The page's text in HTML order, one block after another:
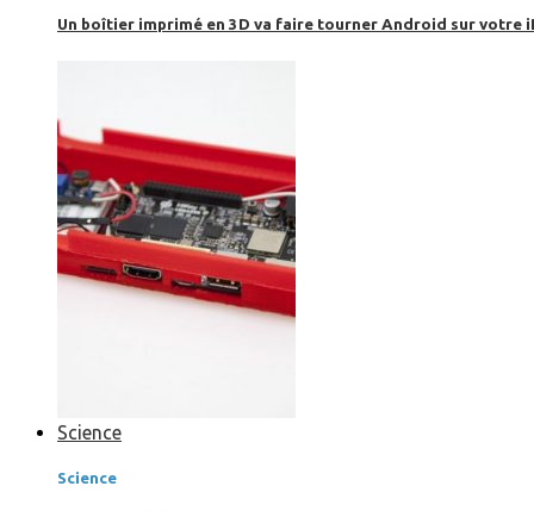
Un boîtier imprimé en 3D va faire tourner Android sur votre
Science
Science